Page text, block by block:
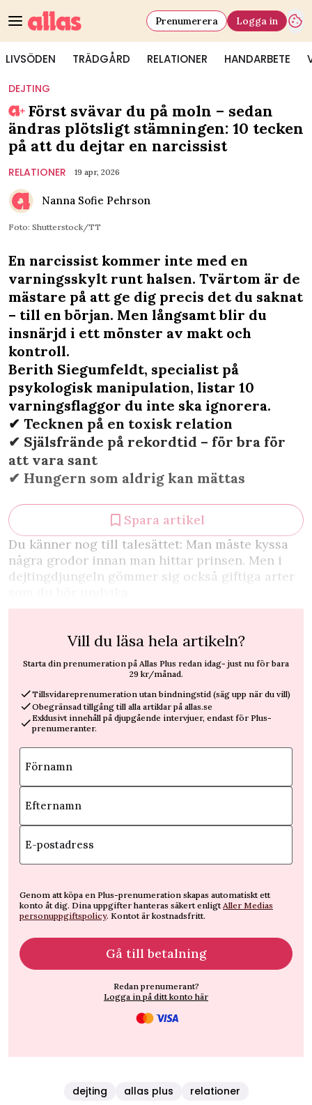
LIVSÖDEN TRÄDGÅRD RELATIONER HANDARBETE
Prenumerera Logga in
DEJTING
Först svävar du på moln – sedan
ändras plötsligt stämningen: 10 tecken
på att du dejtar en narcissist
RELATIONER 19 apr, 2026
Nanna Sofie Pehrson
Foto: Shutterstock/TT
En narcissist kommer inte med en
varningsskylt runt halsen. Tvärtom är de
mästare på att ge dig precis det du saknat
– till en början. Men långsamt blir du
insnärjd i ett mönster av makt och
kontroll.
Berith Siegumfeldt, specialist på
psykologisk manipulation, listar 10
varningsflaggor du inte ska ignorera.
✔︎ Tecknen på en toxisk relation
✔︎ Själsfrände på rekordtid – för bra för
att vara sant
✔︎ Hungern som aldrig kan mättas
Spara artikel
Du känner nog till talesättet: Man måste kyssa
några grodor innan man hittar prinsen. Men i
dejtingdjungeln gömmer sig också giftiga arter
Vill du läsa hela artikeln?
Starta din prenumeration på Allas Plus redan idag- just nu för bara
29 kr/månad.
Tillsvidareprenumeration utan bindningstid (säg upp när du vill)
Obegränsad tillgång till alla artiklar på allas.se
Exklusivt innehåll på djupgående intervjuer, endast för Plus-
prenumeranter.
Förnamn
Efternamn
E-postadress
Genom att köpa en Plus-prenumeration skapas automatiskt ett
konto åt dig. Dina uppgifter hanteras säkert enligt Aller Medias
personuppgiftspolicy. Kontot är kostnadsfritt.
Gå till betalning
Redan prenumerant?
Logga in på ditt konto här
dejting allas plus relationer